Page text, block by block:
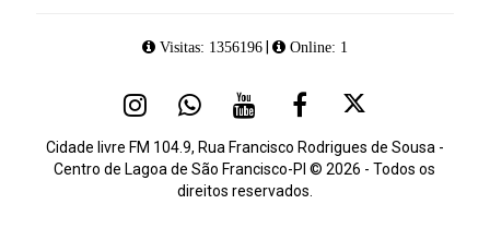
Visitas: 1356196| Online: 1
Cidade livre FM 104.9, Rua Francisco Rodrigues de Sousa -
Centro de Lagoa de São Francisco-PI © 2026 - Todos os
direitos reservados.